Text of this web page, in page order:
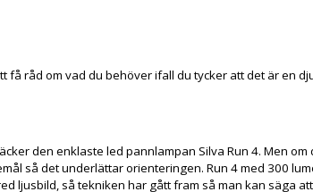
råd om vad du behöver ifall du tycker att det är en
den enklaste led pannlampan Silva Run 4. Men
så det underlättar orienteringen. Run 4 med 300
ljusbild, så tekniken har gått fram så man kan säga